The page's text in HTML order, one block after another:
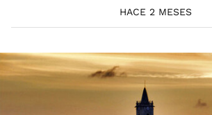
HACE 2 MESES